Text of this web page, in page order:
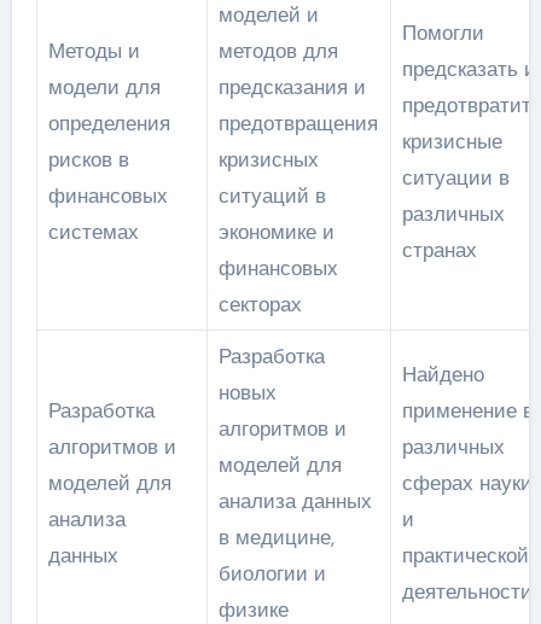
Методы и
модели для
определения
рисков в
финансовых
системах
моделей и
методов для
предсказания и
предотвращения
кризисных
ситуаций в
экономике и
финансовых
секторах
Помогли
предсказать и
предотвратить
кризисные
ситуации в
различных
странах
Разработка
алгоритмов и
моделей для
анализа
данных
Разработка
новых
алгоритмов и
моделей для
анализа данных
в медицине,
биологии и
физике
Найдено
применение в
различных
сферах науки
и
практической
деятельности